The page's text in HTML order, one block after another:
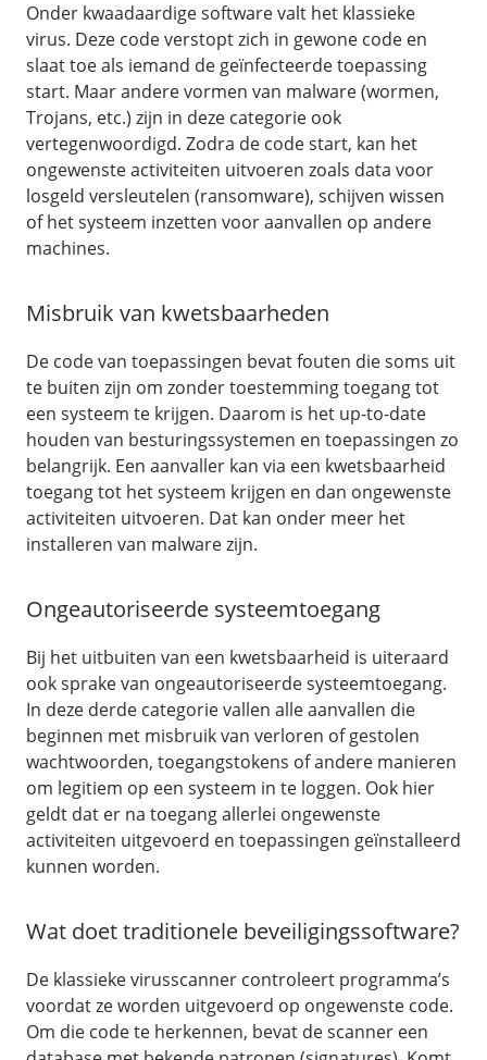
Onder kwaadaardige software valt het klassieke
virus. Deze code verstopt zich in gewone code en
slaat toe als iemand de geïnfecteerde toepassing
start. Maar andere vormen van malware (wormen,
Trojans, etc.) zijn in deze categorie ook
vertegenwoordigd. Zodra de code start, kan het
ongewenste activiteiten uitvoeren zoals data voor
losgeld versleutelen (ransomware), schijven wissen
of het systeem inzetten voor aanvallen op andere
machines.
Misbruik van kwetsbaarheden
De code van toepassingen bevat fouten die soms uit
te buiten zijn om zonder toestemming toegang tot
een systeem te krijgen. Daarom is het up-to-date
houden van besturingssystemen en toepassingen zo
belangrijk. Een aanvaller kan via een kwetsbaarheid
toegang tot het systeem krijgen en dan ongewenste
activiteiten uitvoeren. Dat kan onder meer het
installeren van malware zijn.
Ongeautoriseerde systeemtoegang
Bij het uitbuiten van een kwetsbaarheid is uiteraard
ook sprake van ongeautoriseerde systeemtoegang.
In deze derde categorie vallen alle aanvallen die
beginnen met misbruik van verloren of gestolen
wachtwoorden, toegangstokens of andere manieren
om legitiem op een systeem in te loggen. Ook hier
geldt dat er na toegang allerlei ongewenste
activiteiten uitgevoerd en toepassingen geïnstalleerd
kunnen worden.
Wat doet traditionele beveiligingssoftware?
De klassieke virusscanner controleert programma’s
voordat ze worden uitgevoerd op ongewenste code.
Om die code te herkennen, bevat de scanner een